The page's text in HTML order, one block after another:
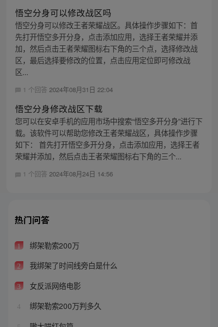
悟空分身可以修改战区吗
悟空分身可以修改王者荣耀战区。具体操作步骤如下：首
先打开悟空多开分身，点击添加应用，选择王者荣耀并添
加，然后点击王者荣耀图标右下角的三个点，选择修改战
区，最后选择要修改的位置，点击应用定位即可修改战
区...
1 个回答 2024年08月31日 22:04
悟空分身修改战区下载
您可以在安卓手机的应用市场中搜索“悟空多开分身”进行下
载。该软件可以帮助您修改王者荣耀战区，具体操作步骤
如下： 首先打开悟空多开分身，点击添加应用，选择王者
荣耀并添加，然后点击王者荣耀图标右下角的三个...
1 个回答 2024年08月24日 14:56
热门问答
1 绑架勒索200万
2 我绑架了时间线旁白是什么
3 女反派网络电影
4 绑架勒索200万判多久